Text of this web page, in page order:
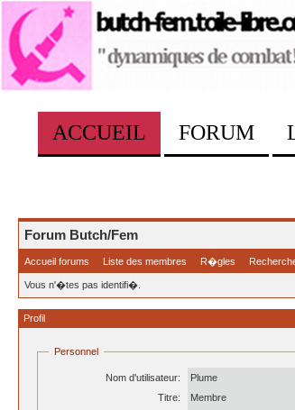
ACCUEIL FORUM
Forum Butch/Fem
Accueil forums Liste des membres R�gles
Vous n'�tes pas identifi�.
Profil
Personnel
Nom d'utilisateur:
Plume
Titre:
Membre